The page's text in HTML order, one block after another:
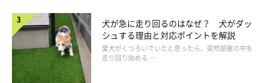
備えておいてよかったこと「行き慣れたサロンへの連
絡」
犬が急に走り回るのはなぜ？ 犬がダッ
シュする理由と対応ポイントを解説
愛犬がくつろいでいたと思ったら、突然部屋の中を
走り回り始める …